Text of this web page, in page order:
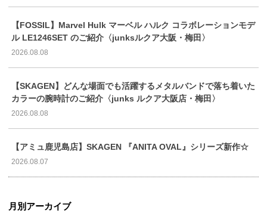
【FOSSIL】Marvel Hulk マーベル ハルク コラボレーションモデ
ル LE1246SET のご紹介〈junksルクア大阪・梅田〉
2026.08.08
【SKAGEN】どんな場面でも活躍するメタルバンドで落ち着いた
カラーの腕時計のご紹介〈junks ルクア大阪店・梅田〉
2026.08.08
【アミュ鹿児島店】SKAGEN 『ANITA OVAL』シリーズ新作☆
2026.08.07
月別アーカイブ